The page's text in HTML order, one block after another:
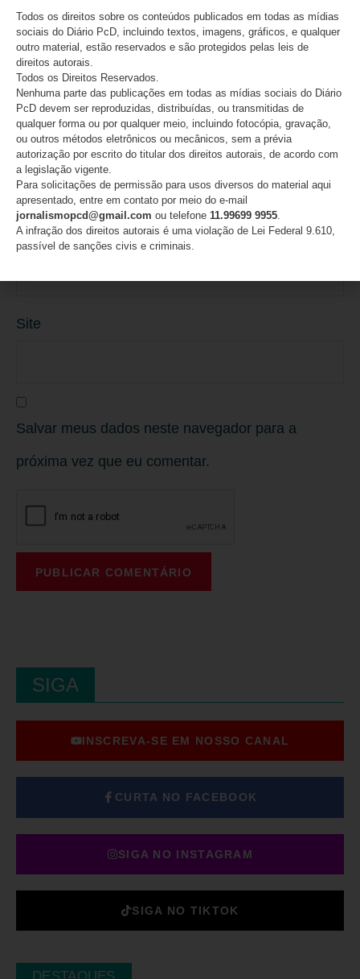
Nome*
E-mail*
Site
Salvar meus dados neste navegador para a
próxima vez que eu comentar.
SIGA
INSCREVA-SE EM NOSSO CANAL
CURTA NO FACEBOOK
SIGA NO INSTAGRAM
SIGA NO TIKTOK
DESTAQUES
Todos os direitos sobre os conteúdos publicados em todas as mídias
sociais do Diário PcD, incluindo textos, imagens, gráficos, e qualquer
outro material, estão reservados e são protegidos pelas leis de
direitos autorais.
Todos os Direitos Reservados.
Nenhuma parte das publicações em todas as mídias sociais do Diário
PcD devem ser reproduzidas, distribuídas, ou transmitidas de
qualquer forma ou por qualquer meio, incluindo fotocópia, gravação,
ou outros métodos eletrônicos ou mecânicos, sem a prévia
autorização por escrito do titular dos direitos autorais, de acordo com
a legislação vigente.
Para solicitações de permissão para usos diversos do material aqui
apresentado, entre em contato por meio do e-mail
jornalismopcd@gmail.com ou telefone 11.99699 9955.
A infração dos direitos autorais é uma violação de Lei Federal 9.610,
passível de sanções civis e criminais.